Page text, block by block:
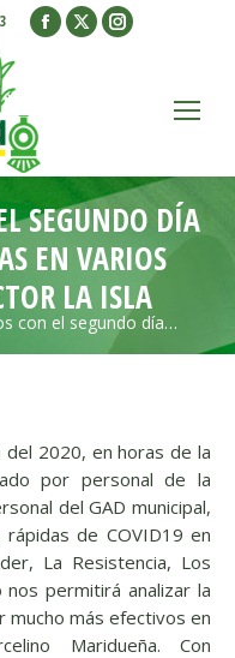
Facebook
window
X
window
Instagram
window
SEGUNDO DÍA
EN VARIOS
LA ISLA
con el segundo día…
2020, en horas de la
por personal de la
del GAD municipal,
de COVID19 en
La Resistencia, Los
nos permitirá analizar la
mucho más efectivos en
Maridueña. Con